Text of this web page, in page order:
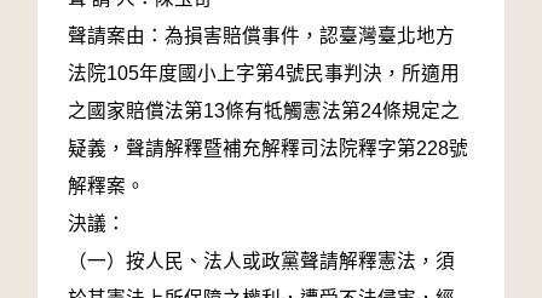
聲請案由：為損害賠償事件，認臺灣臺北地方
法院105年度國小上字第4號民事判決，所適用
之國家賠償法第13條有牴觸憲法第24條規定之
疑義，聲請解釋暨補充解釋司法院釋字第228號
解釋案。
決議：
（一）按人民、法人或政黨聲請解釋憲法，須